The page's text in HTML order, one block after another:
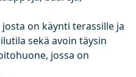
on käynti terassille ja
sekä avoin täysin
jossa on